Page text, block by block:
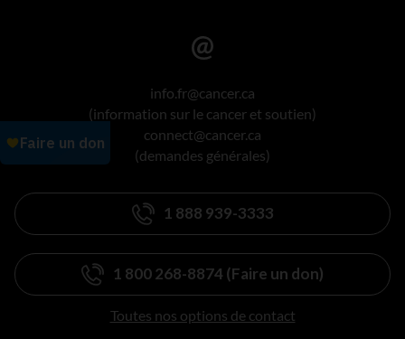
info.fr@cancer.ca
(information sur le cancer et soutien)
connect@cancer.ca
(demandes générales)
1 888 939-3333
1 800 268-8874 (Faire un don)
Toutes nos options de contact